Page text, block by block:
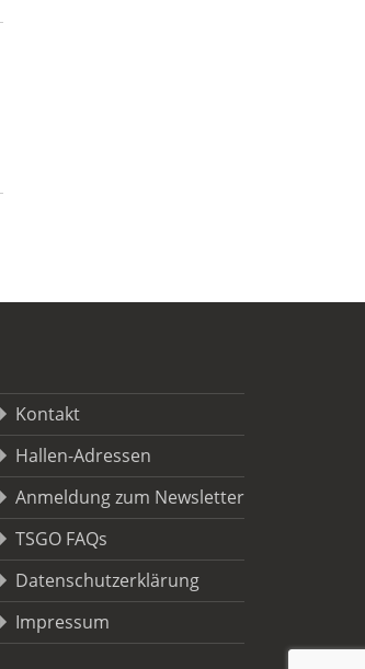
Kontakt
Hallen-Adressen
Anmeldung zum Newsletter
TSGO FAQs
Datenschutzerklärung
Impressum